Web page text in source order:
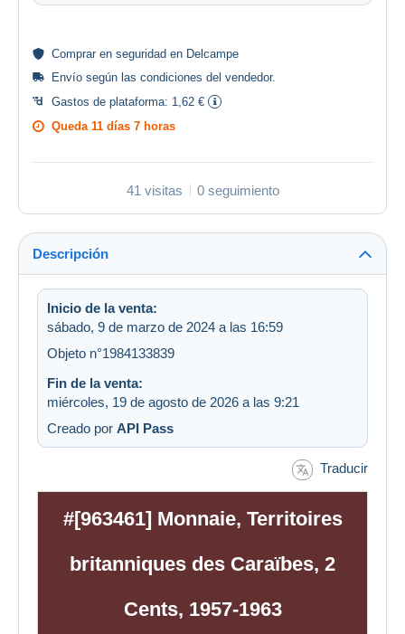
Comprar en seguridad en Delcampe
Envío según las condiciones del vendedor.
Gastos de plataforma: 1,62 €
Queda 11 días 7 horas
41 visitas 0 seguimiento
Descripción
Inicio de la venta:
sábado, 9 de marzo de 2024 a las 16:59
Objeto n°1984133839
Fin de la venta:
miércoles, 19 de agosto de 2026 a las 9:21
Creado por API Pass
Traducir
#[963461] Monnaie, Territoires
britanniques des Caraïbes, 2
Cents, 1957-1963